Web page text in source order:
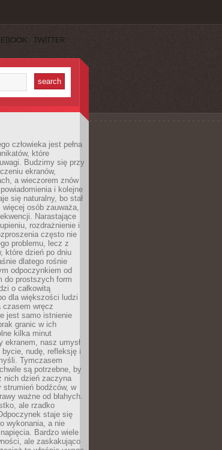
TWITTER
człowieka jest pełna
które
Budzimy się przy
ekranów,
a wieczorem znów
i kolejne
się naturalny, bo stał
osób zauważa,
Narastające
rozdrażnienie i
często nie
problemu, lecz z
które dzień po dniu
dlatego rośnie
odpoczynkiem od
do prostszych form
o całkowitą
dla większości ludzi
czasem wręcz
jest samo istnienie
granic w ich
kilka minut
ekranem, nasz umysł
bycie, nudę, refleksję i
Tymczasem
są potrzebne, by
nich dzień zaczyna
strumień bodźców, w
ważne od błahych.
ale rzadko
staje się
wykonania, a nie
Bardzo wiele
ale zaskakująco